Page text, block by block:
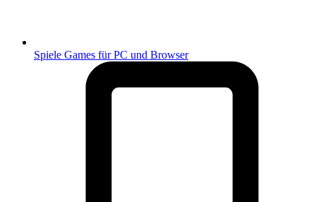
Spiele Games für PC und Browser